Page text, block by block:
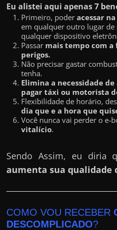
Eu alistei aqui apenas 7
Primeiro, poderacessar
em qualquer outro lugar de
qualquer dispositivo
Passar mais tempo com a
perigos.
Não precisar gastar
tenha.
Elimina a necessidade
pagar táxi ou motorista
Flexibilidade de horário,
dia que e a hora que
Você nunca vai perder o e-
vitalício.
Sendo Assim, eu diria
aumenta sua qualidade
COMO VOU RECEBER
DESCOMPLICADO?